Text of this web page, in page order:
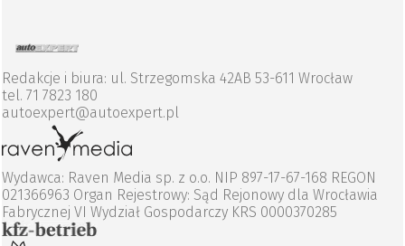
Redakcje i biura: ul. Strzegomska 42AB 53-611 Wrocław
tel. 71 7823 180
autoexpert@autoexpert.pl
Wydawca: Raven Media sp. z o.o. NIP 897-17-67-168 REGON
021366963 Organ Rejestrowy: Sąd Rejonowy dla Wrocławia
Fabrycznej VI Wydział Gospodarczy KRS 0000370285